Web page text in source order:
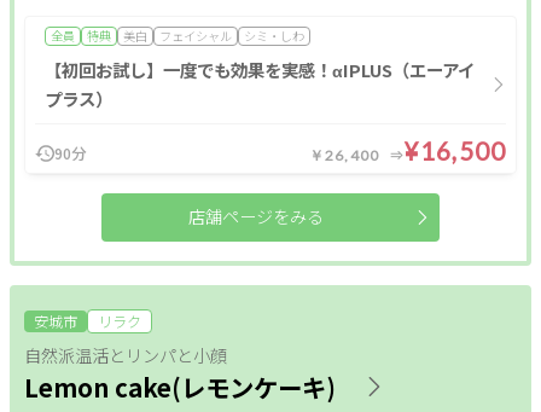
全員 特典 美白 フェイシャル シミ・しわ
【初回お試し】一度でも効果を実感！αIPLUS（エーアイ
プラス）
90分 ￥26,400 ¥16,500
店舗ページをみる
安城市 リラク
自然派温活とリンパと小顔
Lemon cake(レモンケーキ)